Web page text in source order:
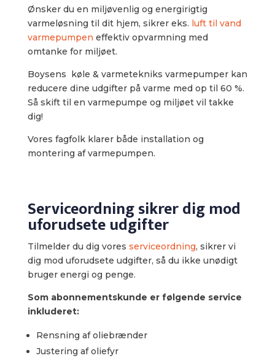
Ønsker du en miljøvenlig og energirigtig
varmeløsning til dit hjem, sikrer eks. luft til vand
varmepumpen effektiv opvarmning med
omtanke for miljøet.
Boysens køle & varmetekniks varmepumper kan
reducere dine udgifter på varme med op til 60 %.
Så skift til en varmepumpe og miljøet vil takke
dig!
Vores fagfolk klarer både installation og
montering af varmepumpen.​
Serviceordning sikrer dig mod
uforudsete udgifter
Tilmelder du dig vores serviceordning, sikrer vi
dig mod uforudsete udgifter, så du ikke unødigt
bruger energi og penge.
Som abonnementskunde er følgende service
inkluderet:
Rensning af oliebrænder
Justering af oliefyr